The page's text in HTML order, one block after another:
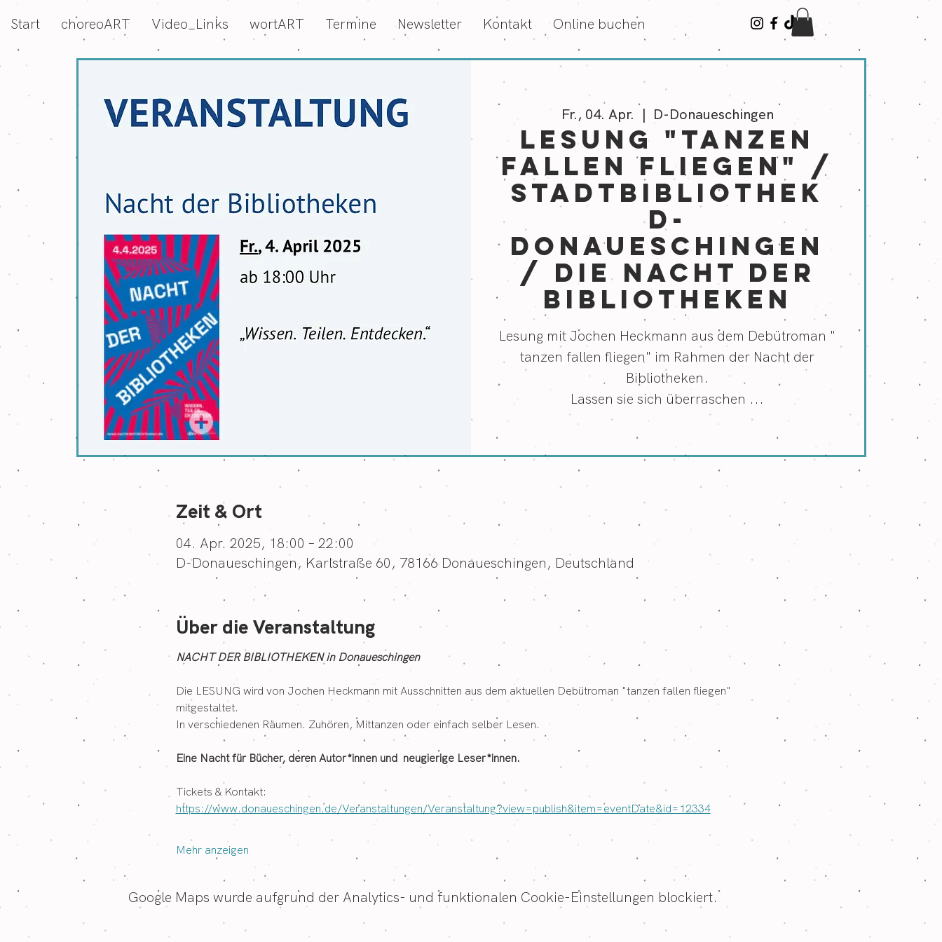
Start choreoART Video_Links wortART Termine Newsletter Kontakt Online buchen
Fr., 04. Apr.
  |
D-Donaueschingen
LESUNG "tanzen
fallen fliegen" /
Stadtbibliothek
D-
Donaueschingen
/ Die Nacht der
Bibliotheken
Lesung mit Jochen Heckmann aus dem Debütroman "
tanzen fallen fliegen" im Rahmen der Nacht der
Bibliotheken.
Lassen sie sich überraschen ...
Zeit & Ort
04. Apr. 2025, 18:00 – 22:00
D-Donaueschingen, Karlstraße 60, 78166 Donaueschingen, Deutschland
Über die Veranstaltung
NACHT DER BIBLIOTHEKEN in Donaueschingen
Die LESUNG wird von Jochen Heckmann mit Ausschnitten aus dem aktuellen Debütroman "tanzen fallen fliegen"
mitgestaltet.
In verschiedenen Räumen. Zuhören, Mittanzen oder einfach selber Lesen.
Eine Nacht für Bücher, deren Autor*innen und  neugierige Leser*innen.
Tickets & Kontakt:
https://www.donaueschingen.de/Veranstaltungen/Veranstaltung?view=publish&item=eventDate&id=12334
Mehr anzeigen
Google Maps wurde aufgrund der Analytics- und funktionalen Cookie-Einstellungen blockiert.